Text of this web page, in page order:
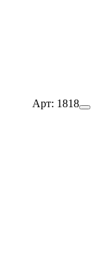
Арт: 1818